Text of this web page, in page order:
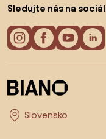
Sledujte nás na
Vyberte krajinu